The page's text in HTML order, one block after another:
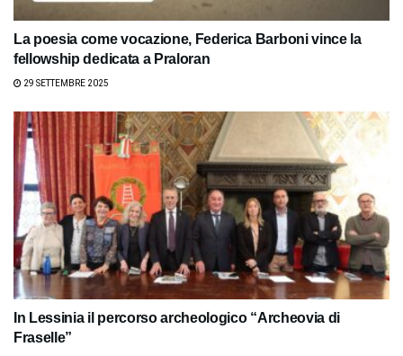
La poesia come vocazione, Federica Barboni vince la
fellowship dedicata a Praloran
29 SETTEMBRE 2025
In Lessinia il percorso archeologico “Archeovia di
Fraselle”